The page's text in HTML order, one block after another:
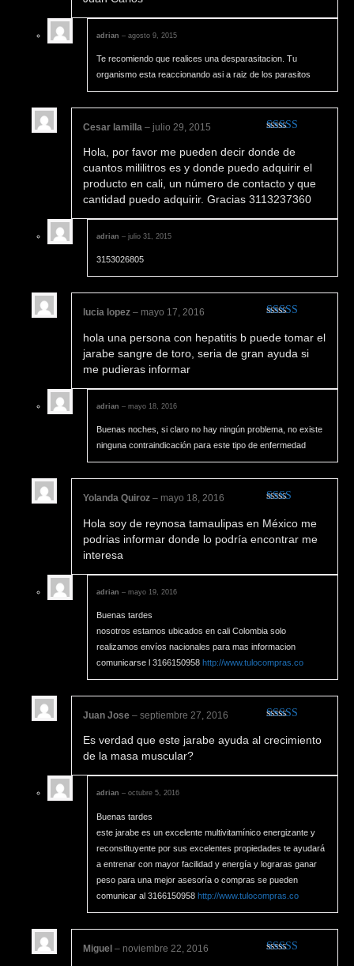
adrian – agosto 9, 2015
Te recomiendo que realices una desparasitacion. Tu
organismo esta reaccionando asi a raiz de los parasitos
en 4de 5
Cesar lamilla – julio 29, 2015
Hola, por favor me pueden decir donde de
cuantos mililitros es y donde puedo adquirir el
producto en cali, un número de contacto y que
cantidad puedo adquirir. Gracias 3113237360
adrian – julio 31, 2015
3153026805
5de 5
lucia lopez – mayo 17, 2016
hola una persona con hepatitis b puede tomar el
jarabe sangre de toro, seria de gran ayuda si
me pudieras informar
adrian – mayo 18, 2016
Buenas noches, si claro no hay ningún problema, no existe
ninguna contraindicación para este tipo de enfermedad
en2
de 5
Yolanda Quiroz – mayo 18, 2016
Hola soy de reynosa tamaulipas en México me
podrias informar donde lo podría encontrar me
interesa
adrian – mayo 19, 2016
Buenas tardes
nosotros estamos ubicados en cali Colombia solo
realizamos envíos nacionales para mas informacion
comunicarse l 3166150958 http://www.tulocompras.co
en4de 5
Juan Jose – septiembre 27, 2016
Es verdad que este jarabe ayuda al crecimiento
de la masa muscular?
adrian – octubre 5, 2016
Buenas tardes
este jarabe es un excelente multivitamínico energizante y
reconstituyente por sus excelentes propiedades te ayudará
a entrenar con mayor facilidad y energía y lograras ganar
peso para una mejor asesoría o compras se pueden
comunicar al 3166150958 http://www.tulocompras.co
Miguel – noviembre 22, 2016